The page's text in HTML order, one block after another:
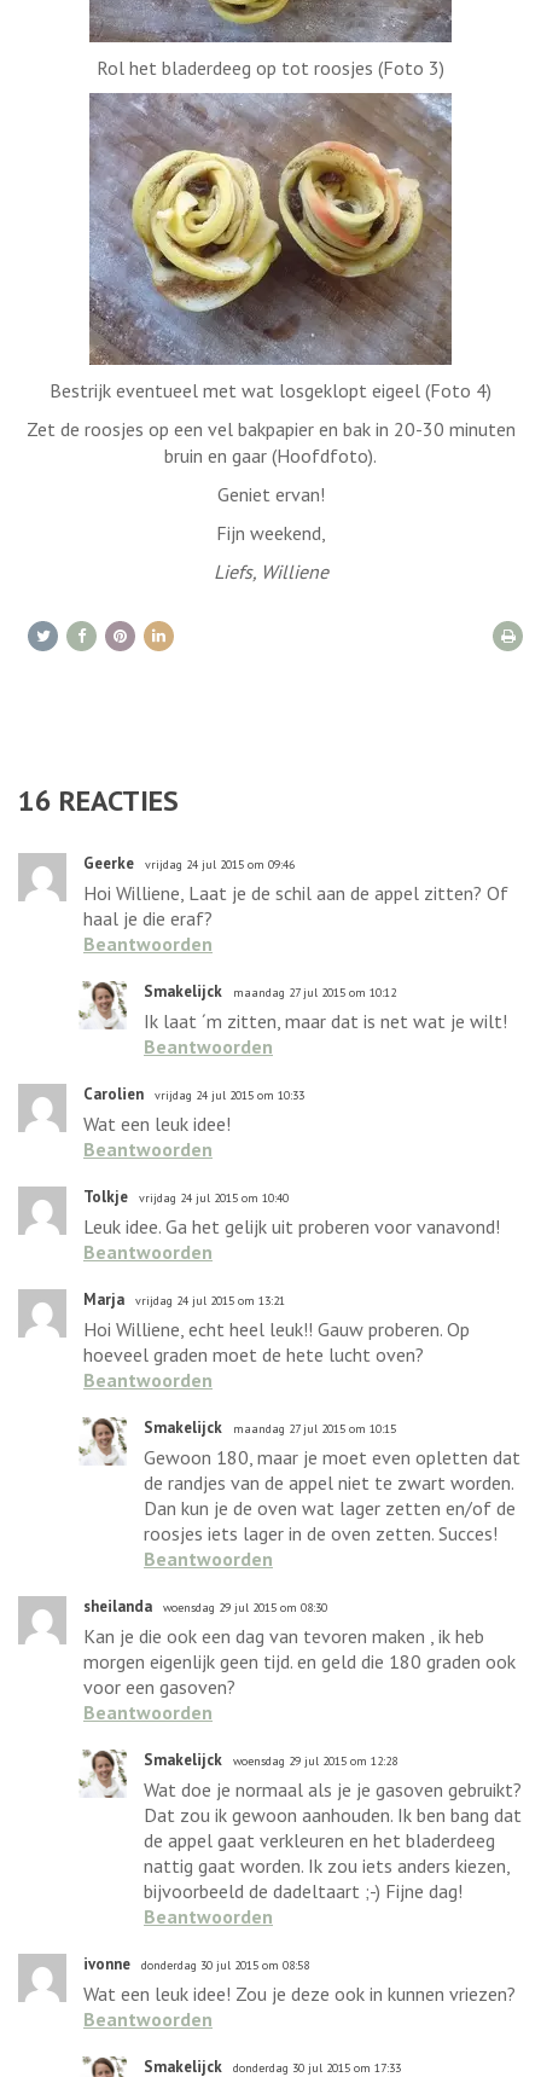
Rol het bladerdeeg op tot roosjes (Foto 3)
Bestrijk eventueel met wat losgeklopt eigeel (Foto 4)
Zet de roosjes op een vel bakpapier en bak in 20-30 minuten
bruin en gaar (Hoofdfoto).
Geniet ervan!
Fijn weekend,
Liefs, Williene
16 REACTIES
Geerke vrijdag 24 jul 2015 om 09:46
Hoi Williene, Laat je de schil aan de appel zitten? Of
haal je die eraf?
Beantwoorden
Smakelijck maandag 27 jul 2015 om 10:12
Ik laat ´m zitten, maar dat is net wat je wilt!
Beantwoorden
Carolien vrijdag 24 jul 2015 om 10:33
Wat een leuk idee!
Beantwoorden
Tolkje vrijdag 24 jul 2015 om 10:40
Leuk idee. Ga het gelijk uit proberen voor vanavond!
Beantwoorden
Marja vrijdag 24 jul 2015 om 13:21
Hoi Williene, echt heel leuk!! Gauw proberen. Op
hoeveel graden moet de hete lucht oven?
Beantwoorden
Smakelijck maandag 27 jul 2015 om 10:15
Gewoon 180, maar je moet even opletten dat
de randjes van de appel niet te zwart worden.
Dan kun je de oven wat lager zetten en/of de
roosjes iets lager in de oven zetten. Succes!
Beantwoorden
sheilanda woensdag 29 jul 2015 om 08:30
Kan je die ook een dag van tevoren maken , ik heb
morgen eigenlijk geen tijd. en geld die 180 graden ook
voor een gasoven?
Beantwoorden
Smakelijck woensdag 29 jul 2015 om 12:28
Wat doe je normaal als je je gasoven gebruikt?
Dat zou ik gewoon aanhouden. Ik ben bang dat
de appel gaat verkleuren en het bladerdeeg
nattig gaat worden. Ik zou iets anders kiezen,
bijvoorbeeld de dadeltaart ;-) Fijne dag!
Beantwoorden
ivonne donderdag 30 jul 2015 om 08:58
Wat een leuk idee! Zou je deze ook in kunnen vriezen?
Beantwoorden
Smakelijck donderdag 30 jul 2015 om 17:33